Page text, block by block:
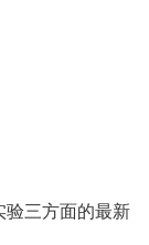
验三方面的最新